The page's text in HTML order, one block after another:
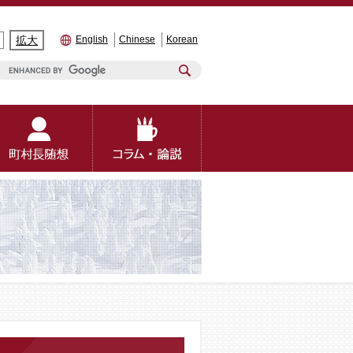
拡大 English Chinese Korean